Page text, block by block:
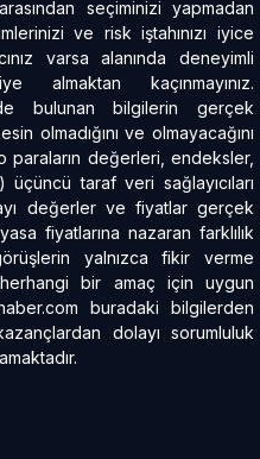
seçiminizi yapmadan
ve risk iştahınızı iyice
varsa alanında deneyimli
almaktan kaçınmayınız.
bulunan bilgilerin gerçek
olmadığını ve olmayacağını
paraların değerleri, endeksler,
taraf veri sağlayıcıları
değerler ve fiyatlar gerçek
fiyatlarına nazaran farklılık
yalnızca fikir verme
bir amaç için uygun
buradaki bilgilerden
dolayı sorumluluk